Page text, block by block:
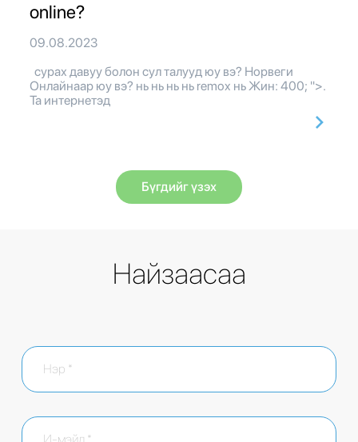
online?
09.08.2023
сурах давуу болон сул талууд юу вэ? Норвеги
Онлайнаар юу вэ? нь нь нь нь remox нь Жин: 400; ">.
Та интернетэд
Бүгдийг үзэх
Найзаасаа